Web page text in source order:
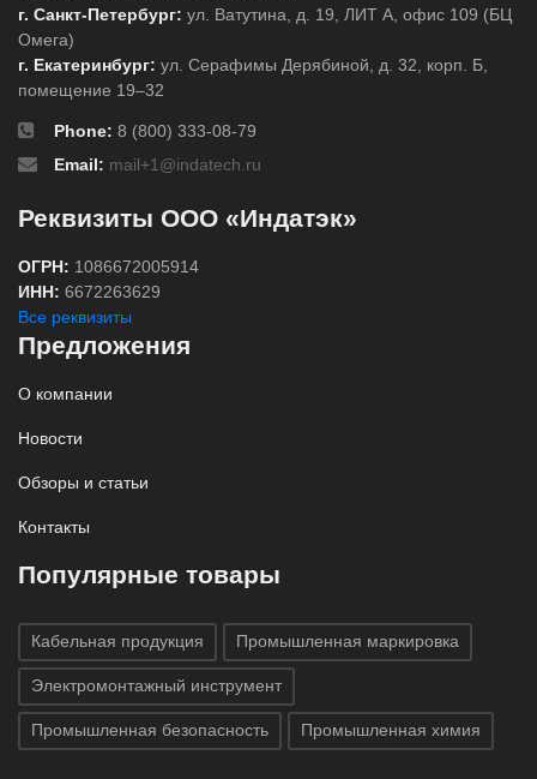
г. Санкт-Петербург: ул. Ватутина, д. 19, ЛИТ А, офис 109 (БЦ
Омега)
г. Екатеринбург: ул. Серафимы Дерябиной, д. 32, корп. Б,
помещение 19–32
Phone: 8 (800) 333-08-79
Email: mail+1@indatech.ru
Реквизиты ООО «Индатэк»
ОГРН: 1086672005914
ИНН: 6672263629
Все реквизиты
Предложения
О компании
Новости
Обзоры и статьи
Контакты
Популярные товары
Кабельная продукция Промышленная маркировка
Электромонтажный инструмент
Промышленная безопасность Промышленная химия